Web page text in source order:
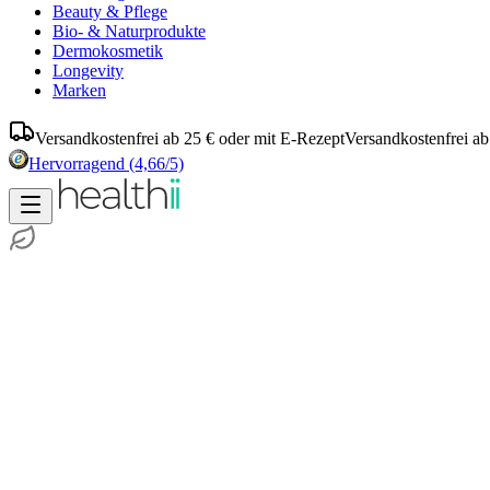
Beauty & Pflege
Bio- & Naturprodukte
Dermokosmetik
Longevity
Marken
Versandkostenfrei ab 25 € oder mit E-RezeptVersandkostenfrei
Hervorragend (4,66/5)